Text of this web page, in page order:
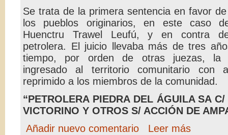
Se trata de la primera sentencia en favor
los pueblos originarios, en este caso
Huenctru Trawel Leufú, y en contra
petrolera. El juicio llevaba más de tres
tiempo, por orden de otras juezas, la
ingresado al territorio comunitario con
reprimido a los miembros de la comunidad.
“PETROLERA PIEDRA DEL ÁGUILA SA C/
VICTORINO Y OTROS S/ ACCIÓN DE
Añadir nuevo comentario
Leer más